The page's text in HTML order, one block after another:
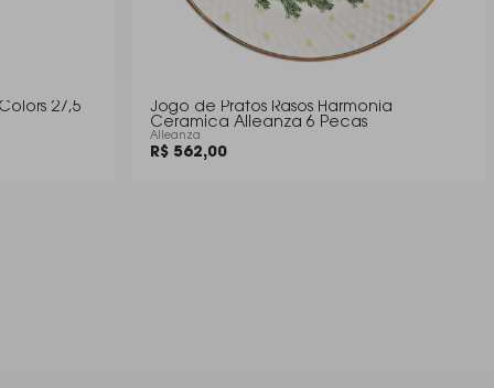
27,5
Jogo de Pratos Rasos Harmonia
Ceramica Alleanza 6 Pecas
Alleanza
R$ 562,00